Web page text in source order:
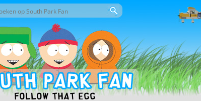
door deze site
Follow That Egg